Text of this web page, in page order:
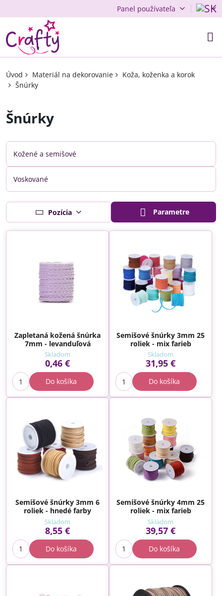
Panel používateľa
Úvod Materiál na dekorovanie
Koža, koženka a korok
Šnúrky
Šnúrky
Kožené a semišové
Voskované
Pozícia Parametre
Zapletaná kožená šnúrka
7mm - levanduľová
Skladom
0,46 €
Do košíka
Semišové šnúrky 3mm 25
roliek - mix farieb
Skladom
31,95 €
Do košíka
Semišové šnúrky 3mm 6
roliek - hnedé farby
Skladom
8,55 €
Do košíka
Semišové šnúrky 4mm 25
roliek - mix farieb
Skladom
39,57 €
Do košíka